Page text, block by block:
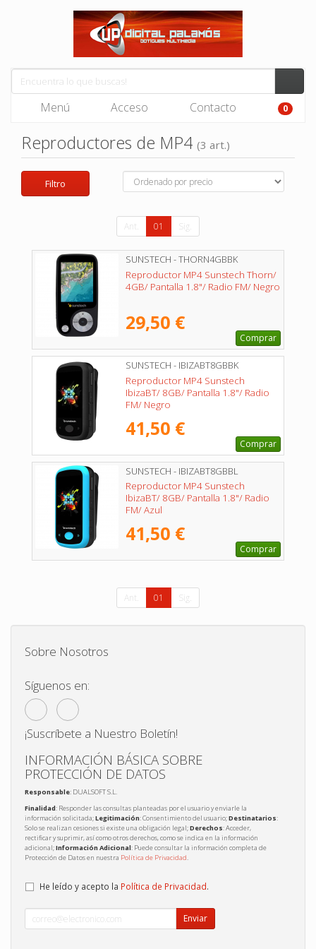
Menú Acceso Contacto 0
Reproductores de MP4 (3 art.)
Filtro
Ant. 01 Sig.
SUNSTECH - THORN4GBBK
Reproductor MP4 Sunstech Thorn/
4GB/ Pantalla 1.8"/ Radio FM/ Negro
29,50 €
Comprar
SUNSTECH - IBIZABT8GBBK
Reproductor MP4 Sunstech
IbizaBT/ 8GB/ Pantalla 1.8"/ Radio
FM/ Negro
41,50 €
Comprar
SUNSTECH - IBIZABT8GBBL
Reproductor MP4 Sunstech
IbizaBT/ 8GB/ Pantalla 1.8"/ Radio
FM/ Azul
41,50 €
Comprar
Ant. 01 Sig.
Sobre Nosotros
Síguenos en:
¡Suscríbete a Nuestro Boletín!
INFORMACIÓN BÁSICA SOBRE
PROTECCIÓN DE DATOS
Responsable: DUALSOFT S.L.
Finalidad: Responder las consultas planteadas por el usuario y enviarle la
información solicitada;Legitimación: Consentimiento del usuario;Destinatarios:
Solo se realizan cesiones si existe una obligación legal;Derechos: Acceder,
rectificar y suprimir, así como otros derechos, como se indica en la información
adicional;Información Adicional: Puede consultar la información completa de
Protección de Datos en nuestra Política de Privacidad.
He leído y acepto la Política de Privacidad.
Enviar